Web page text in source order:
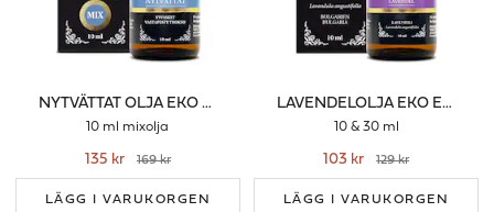
NYTVÄTTAT OLJA EKO ETERISK
10 ml mixolja
135 kr 169 kr
LÄGG I VARUKORGEN
LAVENDELOLJA EKO ETERISK
10 & 30 ml
103 kr 129 kr
LÄGG I VARUKORGEN